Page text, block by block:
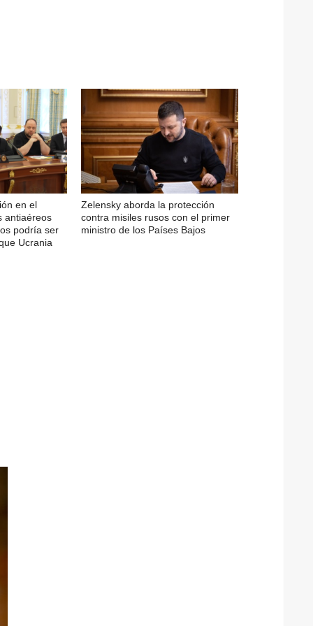
en el
antiaéreos
podría ser
Ucrania
Zelensky aborda la protección
contra misiles rusos con el primer
ministro de los Países Bajos